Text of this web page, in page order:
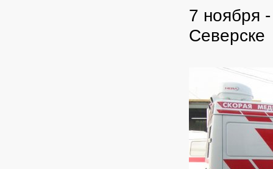
7 ноября
Северске